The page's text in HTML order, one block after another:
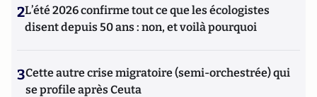
2L’été 2026 confirme tout ce que les écologistes
disent depuis 50 ans : non, et voilà pourquoi
3Cette autre crise migratoire (semi-orchestrée) qui
se profile après Ceuta